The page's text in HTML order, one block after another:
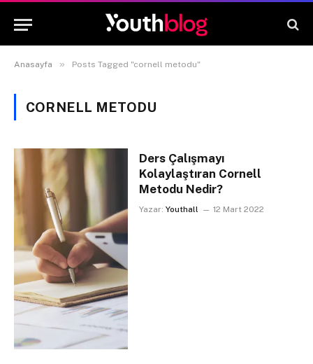
Anasayfa » Posts Tagged "cornell metodu"
CORNELL METODU
Ders Çalışmayı
Kolaylaştıran Cornell
Metodu Nedir?
Yazar: Youthall 12 Mart 2022